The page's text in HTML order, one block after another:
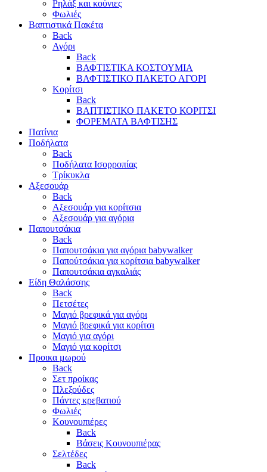
Ρηλάξ και κούνιες
Φωλιές
Βαπτιστικά Πακέτα
Back
Αγόρι
Back
ΒΑΦΤΙΣΤΙΚΑ ΚΟΣΤΟΥΜΙΑ
ΒΑΦΤΙΣΤΙΚΟ ΠΑΚΕΤΟ ΑΓΟΡΙ
Κορίτσι
Back
ΒΑΠΤΙΣΤΙΚΟ ΠΑΚΕΤΟ ΚΟΡΙΤΣΙ
ΦΟΡΕΜΑΤΑ ΒΑΦΤΙΣΗΣ
Πατίνια
Ποδήλατα
Back
Ποδήλατα Ισορροπίας
Τρίκυκλα
Αξεσουάρ
Back
Αξεσουάρ για κορίτσια
Αξεσουάρ για αγόρια
Παπουτσάκια
Back
Παπουτσάκια για αγόρια babywalker
Παπούτσάκια για κορίτσια babywalker
Παπουτσάκια αγκαλιάς
Είδη Θαλάσσης
Back
Πετσέτες
Μαγιό βρεφικά για αγόρι
Μαγιό βρεφικά για κορίτσι
Μαγιό για αγόρι
Μαγιό για κορίτσι
Προικα μωρού
Back
Σετ προίκας
Πλεξούδες
Πάντες κρεβατιού
Φωλιές
Κουνουπιέρες
Back
Βάσεις Κουνουπιέρας
Σελτέδες
Back